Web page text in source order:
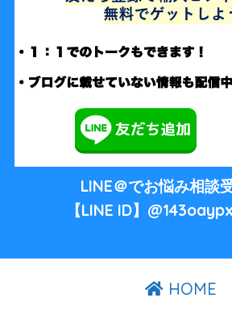
LINE＠でお悩み相談
【LINE ID】
HOME